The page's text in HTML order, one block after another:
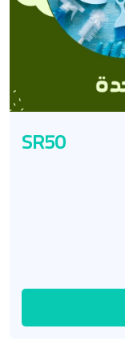
SR50